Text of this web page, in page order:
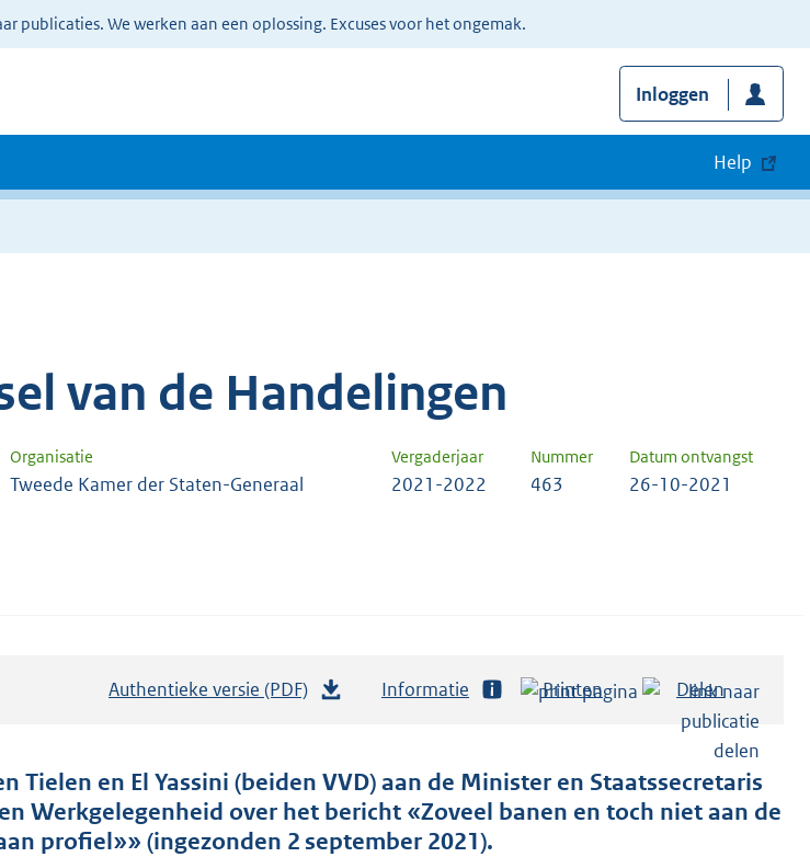
publicaties. We werken aan een oplossing. Excuses voor het ongemak.
Inloggen
Help
van de Handelingen
Organisatie Vergaderjaar Nummer Datum ontvangst
Tweede Kamer der Staten-Generaal 2021-2022 463 26-10-2021
Authentieke versie (PDF)
t
a
n
Informatie Printen Delen
Tielen en El Yassini (beiden VVD) aan de Minister en Staatssecretaris
Werkgelegenheid over het bericht «Zoveel banen en toch niet aan de
profiel»» (ingezonden 2 september 2021).